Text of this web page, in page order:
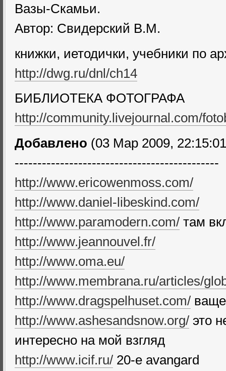
Вазы-Скамьи.
Автор: Свидерский В.М.
книжки, иетодички, учебники по
http://dwg.ru/dnl/ch14
БИБЛИОТЕКА ФОТОГРАФА
http://community.livejournal.com/
Добавлено (03 Мар 2009,
---------------------------------------------
http://www.ericowenmoss.com/
http://www.daniel-libeskind.com/
http://www.paramodern.com/ там
http://www.jeannouvel.fr/
http://www.oma.eu/
http://www.membrana.ru/articles/
http://www.dragspelhuset.com/
http://www.ashesandsnow.org/ это
интересно на мой взгляд
http://www.icif.ru/ 20-e avangard